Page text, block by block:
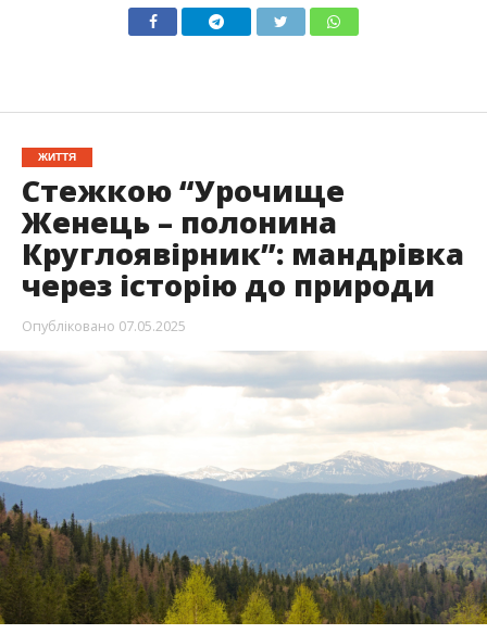
ЖИТТЯ
Стежкою “Урочище
Женець – полонина
Круглоявірник”: мандрівка
через історію до природи
Опубліковано 07.05.2025